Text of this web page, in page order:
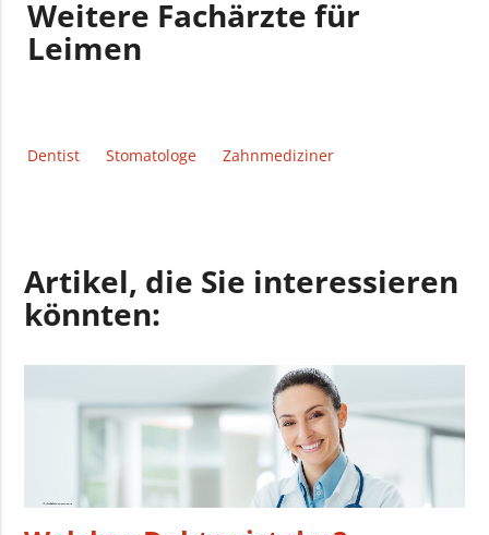
Weitere Fachärzte für
Leimen
Dentist Stomatologe Zahnmediziner
Artikel, die Sie interessieren
könnten: